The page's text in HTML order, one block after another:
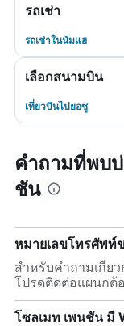
รถเช่า
รถเช่าในนัมแฮ
เลือกสนามบิน
เที่ยวบินไปยอซู
คำถามที่พบ
ชัน
หมายเลขโทรศัพท์
สำหรับคำถามเกี่ย
โปรดติดต่อแผนกต้อ
โซลเมท เพนชัน มี